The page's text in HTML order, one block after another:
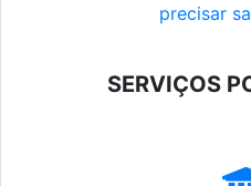
precisar
SERVIÇOS